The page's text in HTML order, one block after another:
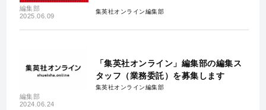
編集部
2025.06.09
集英社オンライン編集部
編集部
2024.06.24
「集英社オンライン」編集部の編集ス
タッフ（業務委託）を募集します
集英社オンライン編集部